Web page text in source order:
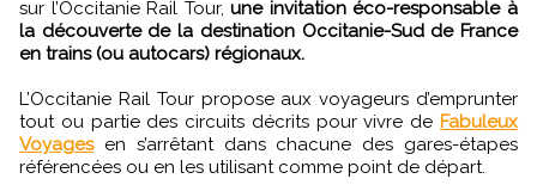
sur l’Occitanie Rail Tour,une invitation éco-responsable à
la découverte de la destination Occitanie-Sud de France
en trains (ou autocars) régionaux.
L’Occitanie Rail Tour propose aux voyageurs d’emprunter
tout ou partie des circuits décrits pour vivre de Fabuleux
Voyagesen s’arrêtant dans chacune des gares-étapes
référencées ou en les utilisant comme point de départ.